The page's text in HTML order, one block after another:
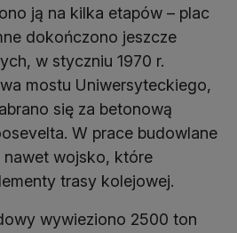
ją na kilka etapów – plac
dokończono jeszcze
w styczniu 1970 r.
mostu Uniwersyteckiego,
się za betonową
W prace budowlane
nawet wojsko, które
trasy kolejowej.
wywieziono 2500 ton